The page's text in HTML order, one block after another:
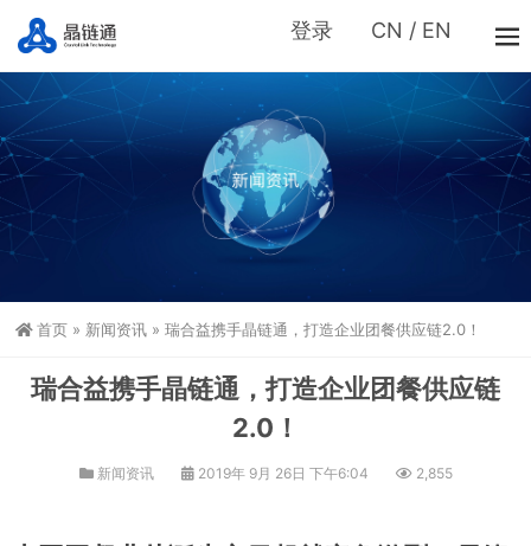
登录 CN / EN
首页 » 新闻资讯 » 瑞合益携手晶链通，打造企业团餐供应链2.0！
瑞合益携手晶链通，打造企业团餐供应链
2.0！
新闻资讯 2019年 9月 26日 下午6:04 2,855